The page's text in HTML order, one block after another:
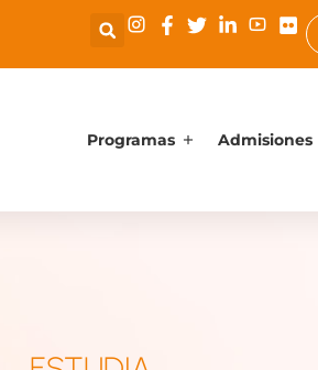
Programas Admisiones